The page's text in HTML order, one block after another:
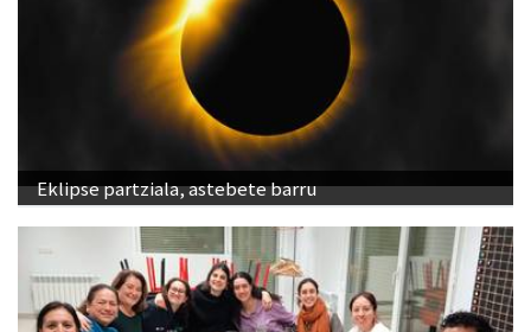
Eklipse partziala, astebete barru